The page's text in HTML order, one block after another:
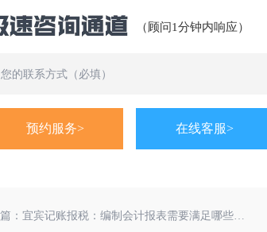
（顾问1分钟内响应）
预约服务> 在线客服>
：